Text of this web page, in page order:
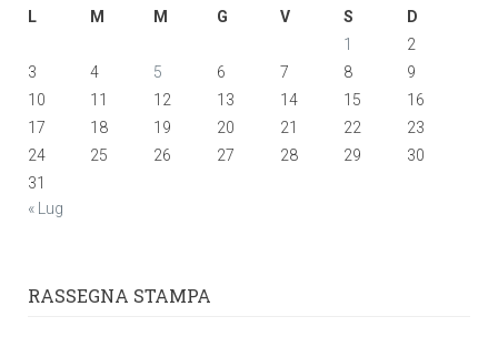
L
M M G V S
D
1
2
3
4 5 6 7 8
9
10
11 12 13 14 15
16
17
18 19 20 21 22
23
24
25 26 27 28 29
30
31
« Lug
RASSEGNA STAMPA